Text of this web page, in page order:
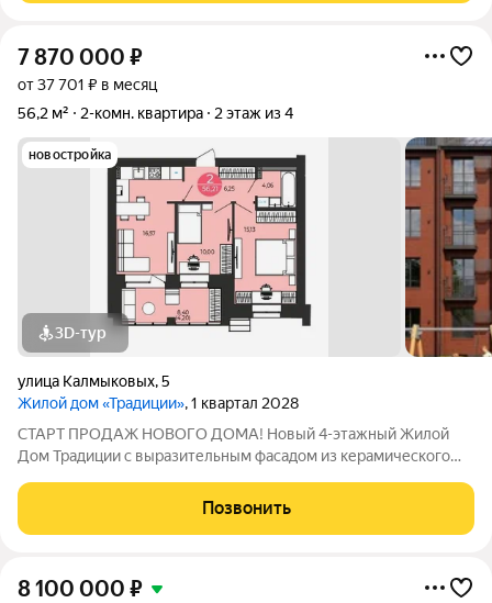
7 870 000 ₽
от 37 701 ₽ в месяц
56,2 м²
2-комн. квартира 2 этаж из 4
новостройка
3D-тур
улица Калмыковых,5
Жилой дом «Традиции», 1 квартал 2028
СТАРТ ПРОДАЖ НОВОГО ДОМА! Новый 4-этажный Жилой
Дом Традиции с выразительным фасадом из керамического
газовым отоплением и современными планировками,
расположен в богатом инфраструктурой
Позвонить
8 100 000 ₽